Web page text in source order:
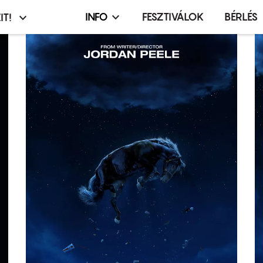
Infó,
esemény,
terembérlés
menü
INFO FESZTIVÁLOK BÉRLÉS